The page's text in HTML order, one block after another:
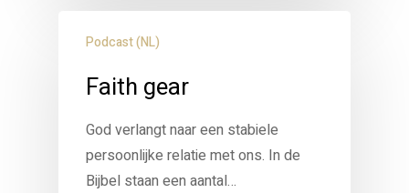
Podcast (NL)
Faith gear
God verlangt naar een stabiele
persoonlijke relatie met ons. In de
Bijbel staan een aantal…